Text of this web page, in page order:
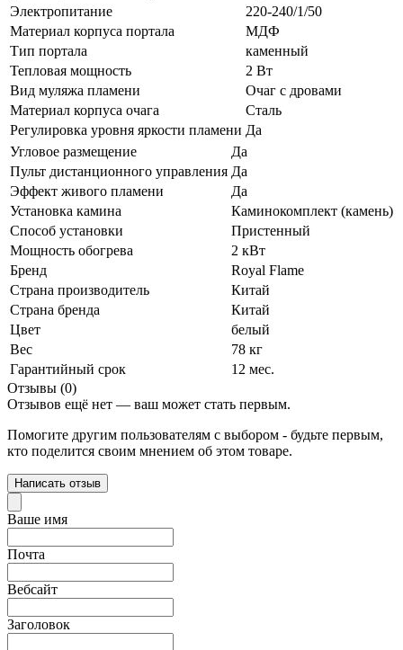
Электропитание
220-240/1/50
Материал корпуса портала
МДФ
Тип портала
каменный
Тепловая мощность
2 Вт
Вид муляжа пламени
Очаг с дровами
Материал корпуса очага
Сталь
Регулировка уровня яркости пламени Да
Угловое размещение
Да
Пульт дистанционного управления Да
Эффект живого пламени
Да
Установка камина
Каминокомплект (камень)
Способ установки
Пристенный
Мощность обогрева
2 кВт
Бренд
Royal Flame
Страна производитель
Китай
Страна бренда
Китай
Цвет
белый
Вес
78 кг
Гарантийный срок
12 мес.
Отзывы (0)
Отзывов ещё нет — ваш может стать первым.
Помогите другим пользователям с выбором - будьте первым,
кто поделится своим мнением об этом товаре.
Написать отзыв
Ваше имя
Почта
Вебсайт
Заголовок